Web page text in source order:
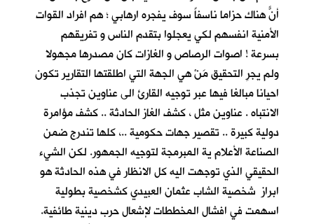
أنّ هناك حزاماً ناسفاً سوف يفجره ارهابي ؛ هم افراد القوات
الأمنية انفسهم لكي يعجلوا بتقدم الناس و تفريقهم
بسرعة ! اصوات الرصاص و الغازات كان مصدرها مجهولا
ولم يجرِ التحقيق مَنْ هي الجهة التي اطلقتها التقارير تكون
احيانا مبالغا فيها عبر توجيه القارئ الى عناوين تجذب
الانتباه . عناوين مثل ، كشف الغاز الحادثة .. كشف مؤامرة
دولية كبيرة .. تقصير جهات حكومية ..، كلها تندرج ضمن
الصناعة الأعلام ية المبرمجة لتوجيه الجمهور. لكن الشيء
الحقيقي الذي توجهت اليه كل الانظار في هذه الحادثة هو
ابراز شخصية الشاب عثمان العبيدي كشخصية بطولية
اسهمت في افشال المخططات لإشعال حرب دينية طائفية.